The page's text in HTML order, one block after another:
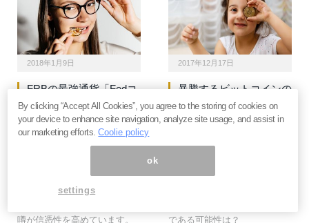
2018年1月9日
FRBの最強通貨「Fedコ
イン」とビットコイン、
NSA(米国家安全保障局)
を結ぶ点と線
ためにブロックチェーンベー
スの「フェドコイン
噂が信憑性を高めています。
2017年12月17日
暴騰するビットコインの
未来をゴールドマンと
「1%の富裕層」はどう
見ているか？
中、もしバブルが弾けたら富
である可能性は？
By clicking “Accept All Cookies”, you agree to the storing of cookies on
your device to enhance site navigation, analyze site usage, and assist in
our marketing efforts.Coolie policy
ok
settings